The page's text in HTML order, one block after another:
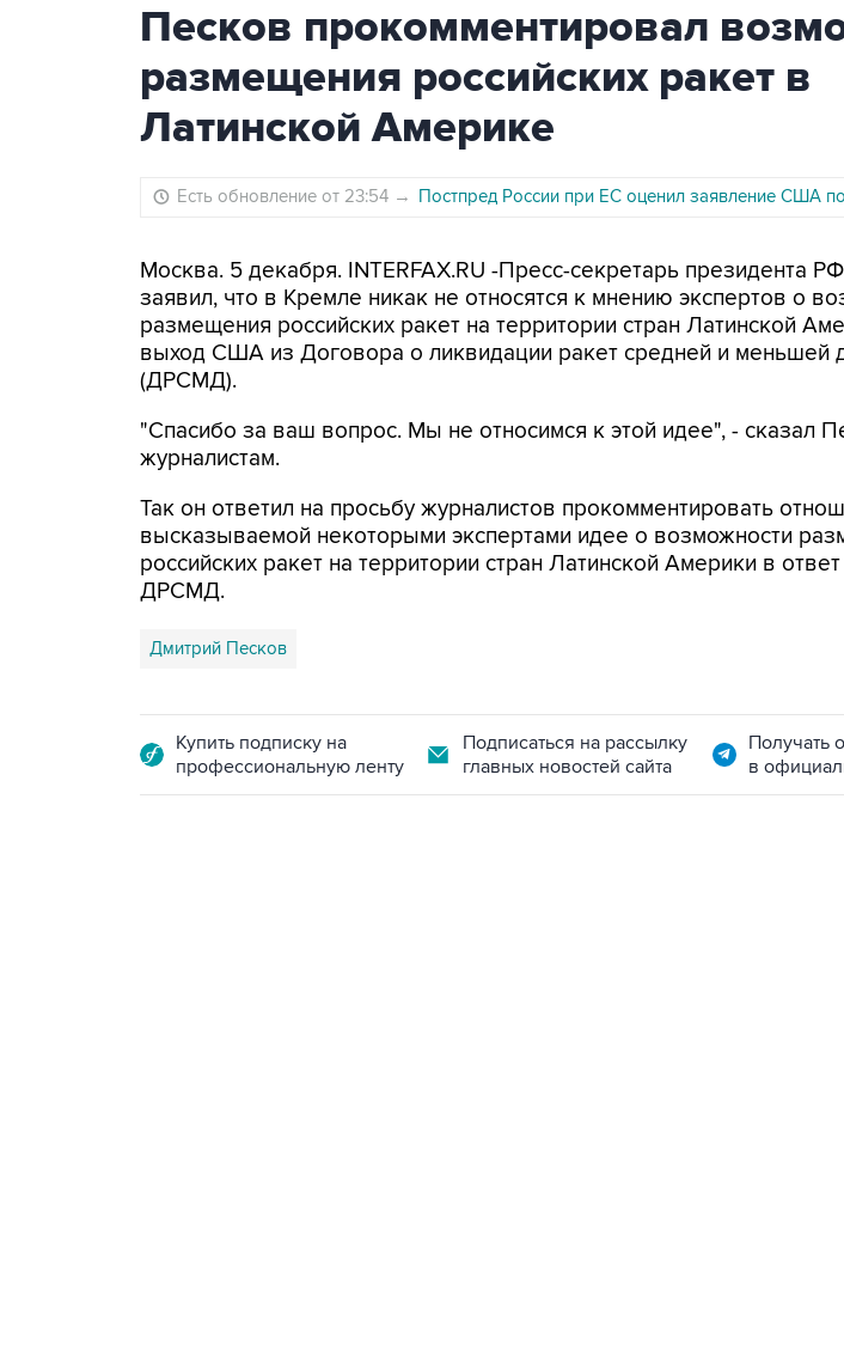
Песков прокомментировал
размещения российских ракет в
Латинской Америке
Есть обновление от 23:54 → Постпред России при ЕС оценил заявление США
Москва. 5 декабря. INTERFAX.RU -Пресс-секретарь президента
заявил, что в Кремле никак не относятся к мнению экспертов о
размещения российских ракет на территории стран Латинской
выход США из Договора о ликвидации ракет средней и меньшей
(ДРСМД).
"Спасибо за ваш вопрос. Мы не относимся к этой идее", - сказал
журналистам.
Так он ответил на просьбу журналистов прокомментировать
высказываемой некоторыми экспертами идее о возможности
российских ракет на территории стран Латинской Америки в
ДРСМД.
Дмитрий Песков
Купить подписку на
профессиональную ленту
Подписаться на рассылку
главных новостей сайта
Получать
в